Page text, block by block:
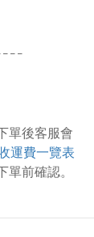
單後客服會
運費一覽表
前確認。